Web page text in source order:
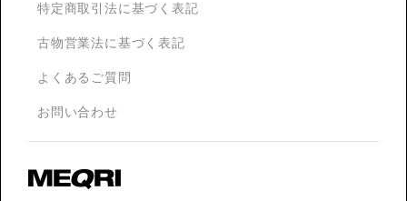
特定商取引法に基づく表記
古物営業法に基づく表記
よくあるご質問
お問い合わせ